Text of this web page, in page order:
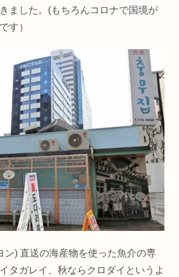
ました。(もちろんコロナで国境が
す）
ン) 直送の海産物を使った魚介の専
タガレイ、秋ならクロダイというよ